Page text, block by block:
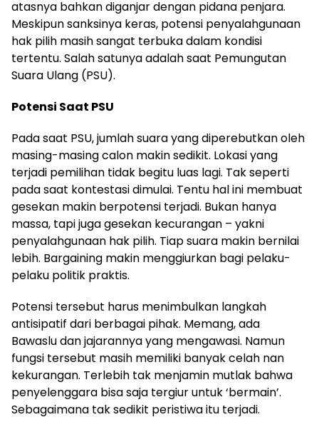
atasnya bahkan diganjar dengan pidana penjara.
Meskipun sanksinya keras, potensi penyalahgunaan
hak pilih masih sangat terbuka dalam kondisi
tertentu. Salah satunya adalah saat Pemungutan
Suara Ulang (PSU).
Potensi Saat PSU
Pada saat PSU, jumlah suara yang diperebutkan oleh
masing-masing calon makin sedikit. Lokasi yang
terjadi pemilihan tidak begitu luas lagi. Tak seperti
pada saat kontestasi dimulai. Tentu hal ini membuat
gesekan makin berpotensi terjadi. Bukan hanya
massa, tapi juga gesekan kecurangan – yakni
penyalahgunaan hak pilih. Tiap suara makin bernilai
lebih. Bargaining makin menggiurkan bagi pelaku-
pelaku politik praktis.
Potensi tersebut harus menimbulkan langkah
antisipatif dari berbagai pihak. Memang, ada
Bawaslu dan jajarannya yang mengawasi. Namun
fungsi tersebut masih memiliki banyak celah nan
kekurangan. Terlebih tak menjamin mutlak bahwa
penyelenggara bisa saja tergiur untuk ‘bermain’.
Sebagaimana tak sedikit peristiwa itu terjadi.